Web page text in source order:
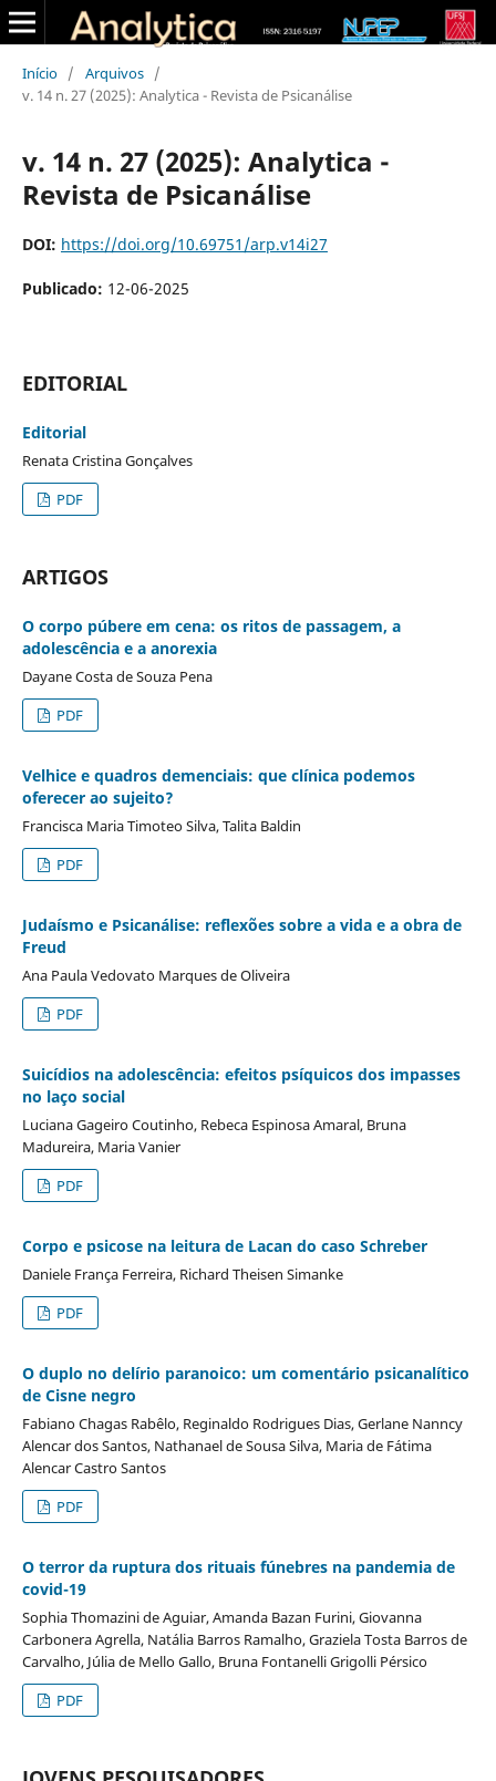
Início / Arquivos /
v. 14 n. 27 (2025): Analytica - Revista de Psicanálise
v. 14 n. 27 (2025): Analytica -
Revista de Psicanálise
DOI: https://doi.org/10.69751/arp.v14i27
Publicado: 12-06-2025
EDITORIAL
Editorial
Renata Cristina Gonçalves
PDF
ARTIGOS
O corpo púbere em cena: os ritos de passagem, a
adolescência e a anorexia
Dayane Costa de Souza Pena
PDF
Velhice e quadros demenciais: que clínica podemos
oferecer ao sujeito?
Francisca Maria Timoteo Silva, Talita Baldin
PDF
Judaísmo e Psicanálise: reflexões sobre a vida e a obra de
Freud
Ana Paula Vedovato Marques de Oliveira
PDF
Suicídios na adolescência: efeitos psíquicos dos impasses
no laço social
Luciana Gageiro Coutinho, Rebeca Espinosa Amaral, Bruna
Madureira, Maria Vanier
PDF
Corpo e psicose na leitura de Lacan do caso Schreber
Daniele França Ferreira, Richard Theisen Simanke
PDF
O duplo no delírio paranoico: um comentário psicanalítico
de Cisne negro
Fabiano Chagas Rabêlo, Reginaldo Rodrigues Dias, Gerlane Nanncy
Alencar dos Santos, Nathanael de Sousa Silva, Maria de Fátima
Alencar Castro Santos
PDF
O terror da ruptura dos rituais fúnebres na pandemia de
covid-19
Sophia Thomazini de Aguiar, Amanda Bazan Furini, Giovanna
Carbonera Agrella, Natália Barros Ramalho, Graziela Tosta Barros de
Carvalho, Júlia de Mello Gallo, Bruna Fontanelli Grigolli Pérsico
PDF